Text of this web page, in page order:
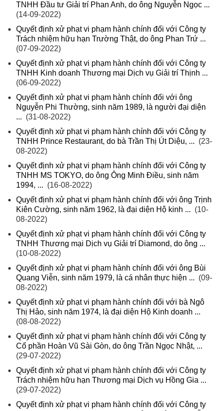
TNHH Đầu tư Giải trí Phan Anh, do ông Nguyễn Ngọc ...
(14-09-2022)
Quyết định xử phạt vi phạm hành chính đối với Công ty
Trách nhiệm hữu hạn Trường Thật, do ông Phan Trứ ...
(07-09-2022)
Quyết định xử phạt vi phạm hành chính đối với Công ty
TNHH Kinh doanh Thương mại Dịch vụ Giải trí Thịnh ...
(06-09-2022)
Quyết định xử phạt vi phạm hành chính đối với ông
Nguyễn Phi Thường, sinh năm 1989, là người đại diện
... (31-08-2022)
Quyết định xử phạt vi phạm hành chính đối với Công ty
TNHH Prince Restaurant, do bà Trần Thị Út Diệu, ... (23-
08-2022)
Quyết định xử phạt vi phạm hành chính đối với Công ty
TNHH MS TOKYO, do ông Ông Minh Điều, sinh năm
1994, ... (16-08-2022)
Quyết định xử phạt vi phạm hành chính đối với ông Trịnh
Kiên Cường, sinh năm 1962, là đại diện Hộ kinh ... (10-
08-2022)
Quyết định xử phạt vi phạm hành chính đối với Công ty
TNHH Thương mại Dịch vụ Giải trí Diamond, do ông ...
(10-08-2022)
Quyết định xử phạt vi phạm hành chính đối với ông Bùi
Quang Viễn, sinh năm 1979, là cá nhân thực hiện ... (09-
08-2022)
Quyết định xử phạt vi phạm hành chính đối với bà Ngô
Thị Hảo, sinh năm 1974, là đại diện Hộ Kinh doanh ...
(08-08-2022)
Quyết định xử phạt vi phạm hành chính đối với Công ty
Cổ phần Hoàn Vũ Sài Gòn, do ông Trần Ngọc Nhật, ...
(29-07-2022)
Quyết định xử phạt vi phạm hành chính đối với Công ty
Trách nhiệm hữu hạn Thương mại Dịch vụ Hồng Gia ...
(29-07-2022)
Quyết định xử phạt vi phạm hành chính đối với Công ty